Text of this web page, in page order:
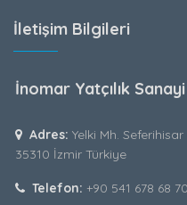
İletişim Bilgileri
İnomar Yatçılık
Adres: Yelki Mh.
35310 İzmir Türkiye
Telefon: +90 541 678 68 70